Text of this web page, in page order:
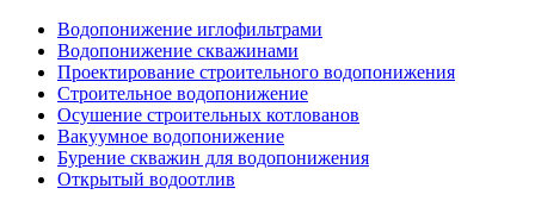
Водопонижение иглофильтрами
Водопонижение скважинами
Проектирование строительного водопонижения
Строительное водопонижение
Осушение строительных котлованов
Вакуумное водопонижение
Бурение скважин для водопонижения
Открытый водоотлив